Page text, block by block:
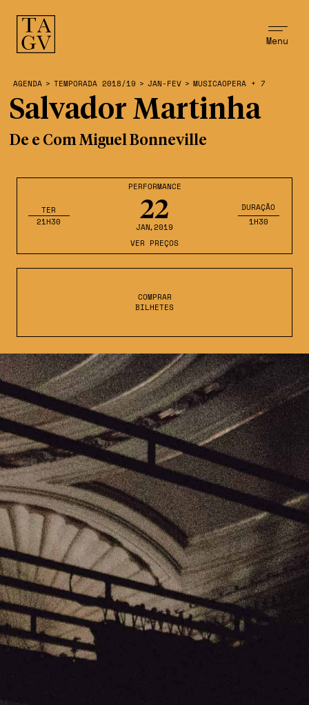
Menu
PERFORMANCE
22
JAN,2019
TER
21H30
DURAÇÃO
1H30
VER PREÇOS
COMPRAR
BILHETES
AGENDA > TEMPORADA 2018/19 > JAN-FEV > MUSICAOPERA + 7
Salvador Martinha
De e Com Miguel Bonneville